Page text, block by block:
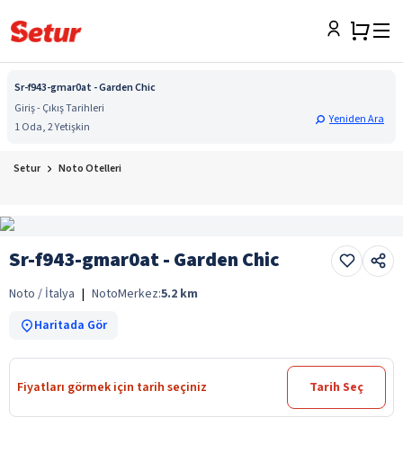
Sr-f943-gmar0at - Garden Chic
Giriş - Çıkış Tarihleri
1 Oda, 2 Yetişkin
Yeniden Ara
Setur Noto Otelleri
Sr-f943-gmar0at - Garden Chic
Noto / İtalya | NotoMerkez:5.2 km
Haritada Gör
Fiyatları görmek için tarih seçiniz Tarih Seç